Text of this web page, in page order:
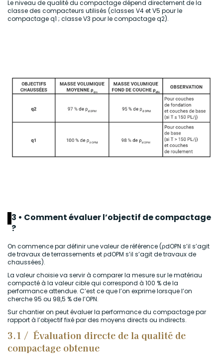
Le niveau de qualité du compactage dépend directement de la
classe des compacteurs utilisés (classes V4 et V5 pour le
compactage q1 ; classe V3 pour le compactage q2).
3 • Comment évaluer l’objectif de compactage
?
On commence par définir une valeur de référence (ρdOPN s’il s’agit
de travaux de terrassements et ρdOPM s’il s’agit de travaux de
chaussées).
La valeur choisie va servir à comparer la mesure sur le matériau
compacté à la valeur cible qui correspond à 100 % de la
performance attendue. C’est ce que l’on exprime lorsque l’on
cherche 95 ou 98,5 % de l’OPN.
Sur chantier on peut évaluer la performance du compactage par
rapport à l’objectif fixé par des moyens directs ou indirects.
3.1 / Évaluation directe de la qualité de
compactage obtenue